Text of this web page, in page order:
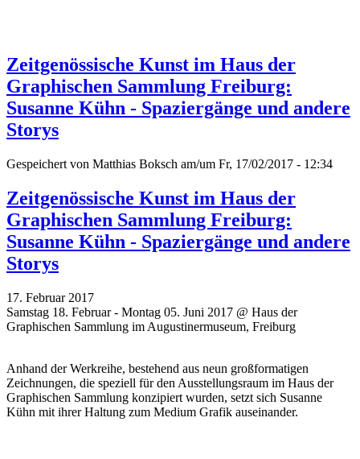
Zeitgenössische Kunst im Haus der
Graphischen Sammlung Freiburg:
Susanne Kühn - Spaziergänge und andere
Storys
Gespeichert von Matthias Boksch am/um Fr, 17/02/2017 - 12:34
Zeitgenössische Kunst im Haus der
Graphischen Sammlung Freiburg:
Susanne Kühn - Spaziergänge und andere
Storys
17. Februar 2017
Samstag 18. Februar - Montag 05. Juni 2017 @ Haus der
Graphischen Sammlung im Augustinermuseum, Freiburg
Anhand der Werkreihe, bestehend aus neun großformatigen
Zeichnungen, die speziell für den Ausstellungsraum im Haus der
Graphischen Sammlung konzipiert wurden, setzt sich Susanne
Kühn mit ihrer Haltung zum Medium Grafik auseinander.